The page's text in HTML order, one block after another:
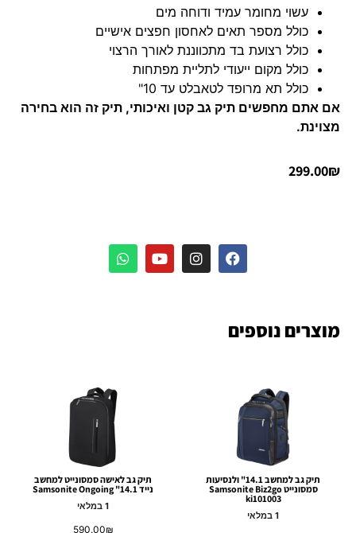
עשוי מחומר עמיד ודוחה מים
כולל מספר תאים לאחסון חפצים אישיים
כולל רצועת בד מתכווננת לאורך הרצוי
כולל מקום ייעודי לתליית מפתחות
כולל תא מרופד לטאבלט עד 10"
אם אתם מחפשים תיק גב קטן ואיכותי, תיק זה הוא בחירה
מצוינת.
299.00₪
מוצרים נוספים
תיק גב למחשב 14.1" ולנסיעות
סמסונייט Samsonite Biz2go
ki101003
1 במלאי
תיק גב לאישה סמסונייט למחשב
נייד 14.1" Samsonite Ongoing
1 במלאי
590.00₪